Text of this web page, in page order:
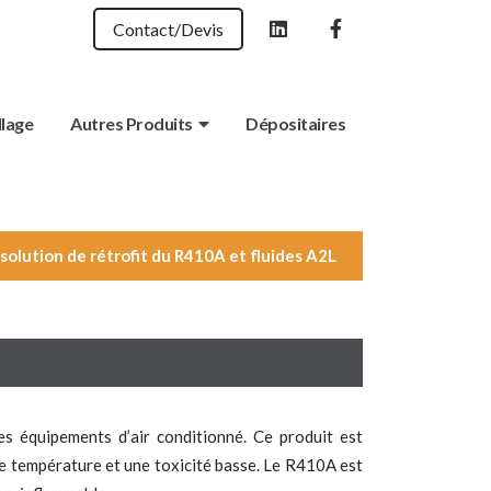
Contact/Devis
Autres Produits Dépositaires
de rétrofit du R410A et fluides A2L
équipements d’air conditionné. Ce produit est
température et une toxicité basse. Le R410A est